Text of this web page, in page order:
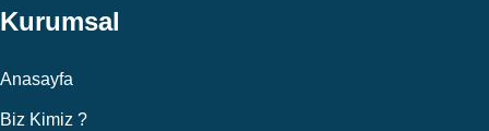
Kurumsal
Anasayfa
Biz Kimiz ?